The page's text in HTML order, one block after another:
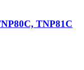
TNP81C